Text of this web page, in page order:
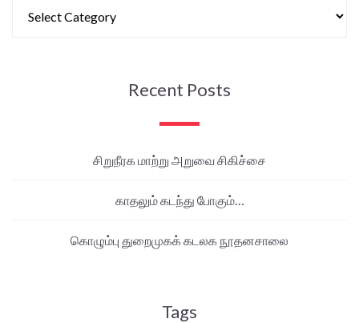
Recent Posts
சிறுநீரக மாற்று அறுவை சிகிச்சை
காதலும் கடந்து போகும்…
கொழும்பு துறைமுகக் கடலக நூதனசாலை
Tags